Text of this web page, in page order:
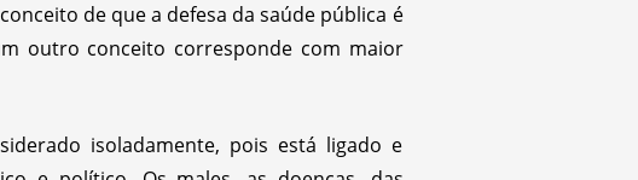
de que a defesa da saúde pública é
outro conceito corresponde com maior
isoladamente, pois está ligado e